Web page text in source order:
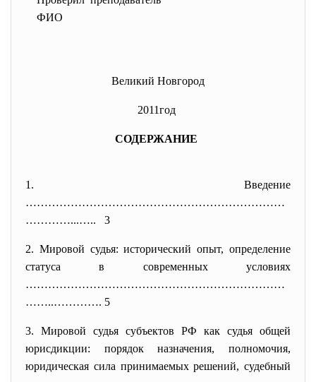
ФИО
Великий Новгород
2011год
СОДЕРЖАНИЕ
1. Введение
……………………………………………………………
…………...….. 3
2. Мировой судья: исторический опыт, определение
статуса в современных условиях
……………………………………………………………
……..…………. 5
3. Мировой судья субъектов РФ как судья общей
юрисдикции: порядок назначения, полномочия,
юридическая сила принимаемых решений, судебный